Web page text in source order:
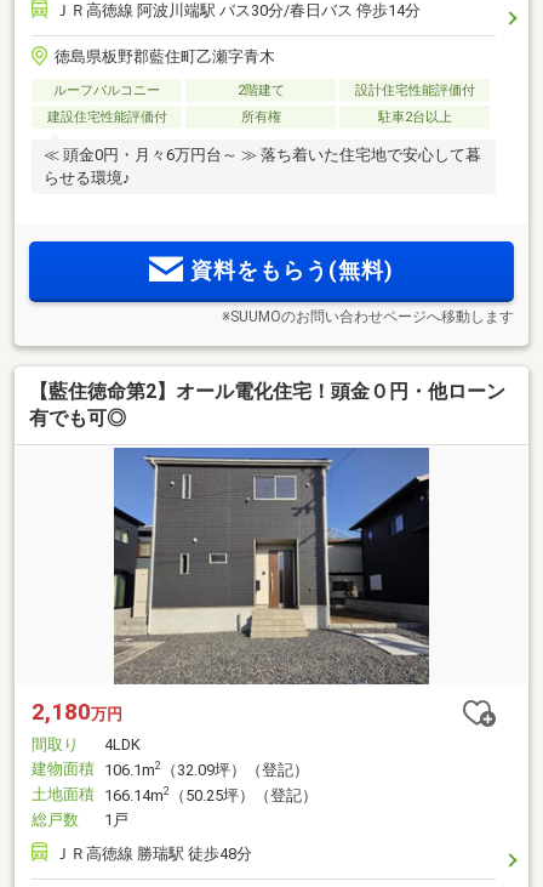
ＪＲ高徳線 阿波川端駅 バス30分/春日バス 停歩14分
徳島県板野郡藍住町乙瀬字青木
ルーフバルコニー 2階建て
設計住宅性能評価付
建設住宅性能評価付
所有権 駐車2台以上
≪ 頭金0円・月々6万円台～ ≫ 落ち着いた住宅地で安心して暮
らせる環境♪
資料をもらう(無料)
※SUUMOのお問い合わせページへ移動します
【藍住徳命第2】オール電化住宅！頭金０円・他ローン
有でも可◎
2,180万円
間取り
4LDK
建物面積 106.1m2
（32.09坪）（登記）
土地面積 166.14m2
（50.25坪）（登記）
総戸数
1戸
ＪＲ高徳線 勝瑞駅 徒歩48分